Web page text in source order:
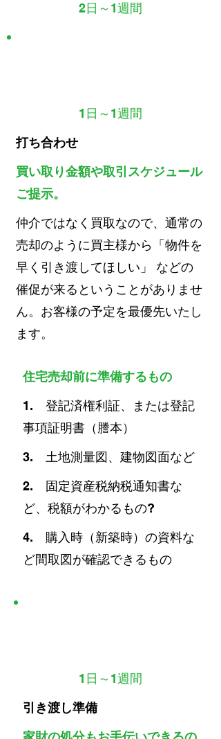
2日～1週間
1日～1週間
打ち合わせ
買い取り金額や取引スケジュール
ご提示。
仲介ではなく買取なので、通常の
売却のように買主様から「物件を
早く引き渡してほしい」 などの
催促が来るということがありませ
ん。お客様の予定を最優先いたし
ます。
住宅売却前に準備するもの
1. 登記済権利証、または登記
事項証明書（謄本）
3. 土地測量図、建物図面など
2. 固定資産税納税通知書な
ど、税額がわかるもの?
4. 購入時（新築時）の資料な
ど間取図が確認できるもの
1日～1週間
引き渡し準備